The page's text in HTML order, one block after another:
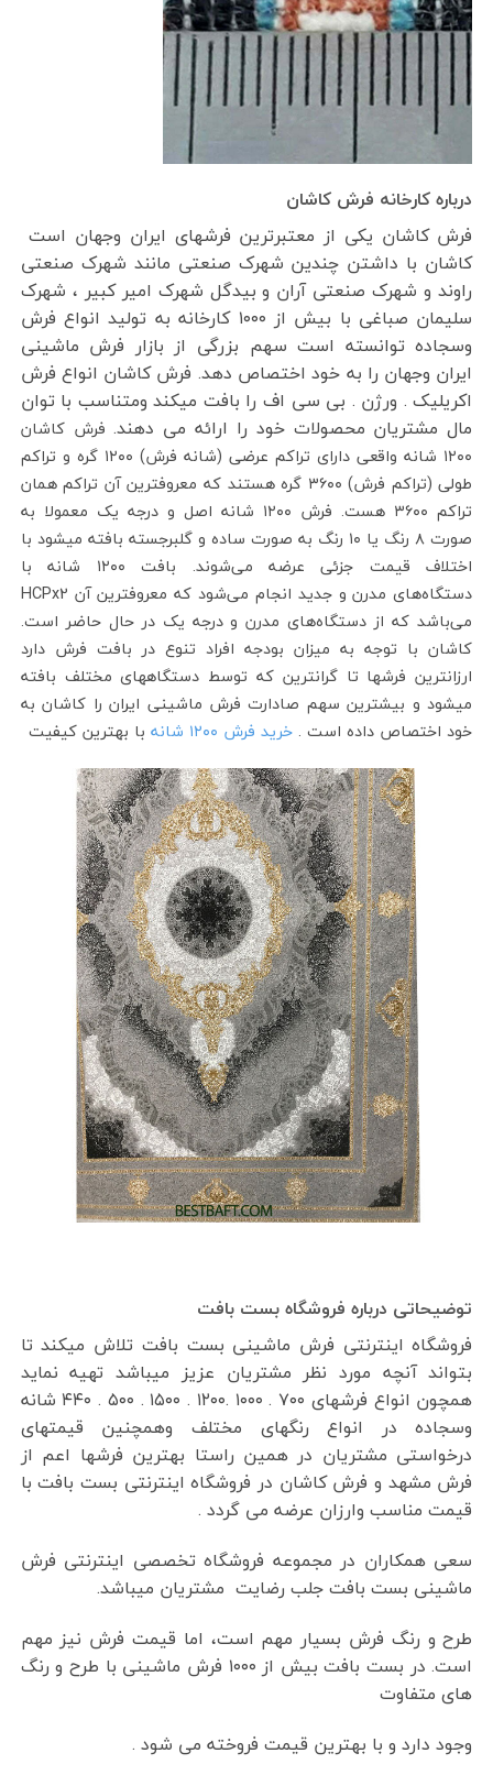
درباره کارخانه فرش کاشان
فرش کاشان یکی از معتبرترین فرشهای ایران وجهان است
کاشان با داشتن چندین شهرک صنعتی مانند شهرک صنعتی
راوند و شهرک صنعتی آران و بیدگل شهرک امیر کبیر ، شهرک
سلیمان صباغی با بیش از ۱۰۰۰ کارخانه به تولید انواع فرش
وسجاده توانسته است سهم بزرگی از بازار فرش ماشینی
ایران وجهان را به خود اختصاص دهد. فرش کاشان انواع فرش
اکریلیک . ورژن . بی سی اف را بافت میکند ومتناسب با توان
مال مشتریان محصولات خود را ارائه می دهند. فرش کاشان
۱۲۰۰ شانه واقعی دارای تراکم عرضی (شانه فرش) ۱۲۰۰ گره و تراکم
طولی (تراکم فرش) ۳۶۰۰ گره هستند که معروفترین آن تراکم همان
تراکم ۳۶۰۰ هست. فرش ۱۲۰۰ شانه اصل و درجه یک معمولا به
صورت ۸ رنگ یا ۱۰ رنگ به صورت ساده و گلبرجسته بافته میشود با
اختلاف قیمت جزئی عرضه می‌شوند. بافت ۱۲۰۰ شانه با
دستگاه‌های مدرن و جدید انجام می‌شود که معروفترین آن HCPx2
می‌باشد که از دستگاه‌های مدرن و درجه یک در حال حاضر است.
کاشان با توجه به میزان بودجه افراد تنوع در بافت فرش دارد
ارزانترین فرشها تا گرانترین که توسط دستگاههای مختلف بافته
میشود و بیشترین سهم صادارت فرش ماشینی ایران را کاشان به
خود اختصاص داده است . خرید فرش ۱۲۰۰ شانه با بهترین کیفیت
توضیحاتی درباره فروشگاه بست بافت
فروشگاه اینترنتی فرش ماشینی بست بافت تلاش میکند تا
بتواند آنچه مورد نظر مشتریان عزیز میباشد تهیه نماید
همچون انواع فرشهای ۷۰۰ . ۱۰۰۰ .۱۲۰۰ . ۱۵۰۰ . ۵۰۰ . ۴۴۰ شانه
وسجاده در انواع رنگهای مختلف وهمچنین قیمتهای
درخواستی مشتریان در همین راستا بهترین فرشها اعم از
فرش مشهد و فرش کاشان در فروشگاه اینترنتی بست بافت با
قیمت مناسب وارزان عرضه می گردد .
سعی همکاران در مجموعه فروشگاه تخصصی اینترنتی فرش
ماشینی بست بافت جلب رضایت مشتریان میباشد.
طرح و رنگ فرش بسیار مهم است، اما قیمت فرش نیز مهم
است. در بست بافت بیش از ۱۰۰۰ فرش ماشینی با طرح و رنگ
های متفاوت
وجود دارد و با بهترین قیمت فروخته می شود .